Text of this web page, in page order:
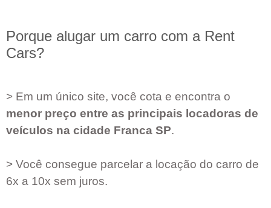
Porque alugar um carro com a Rent
Cars?
> Em um único site, você cota e encontra o
menor preço entre as principais locadoras de
veículos na cidade Franca SP.
> Você consegue parcelar a locação do carro de
6x a 10x sem juros.